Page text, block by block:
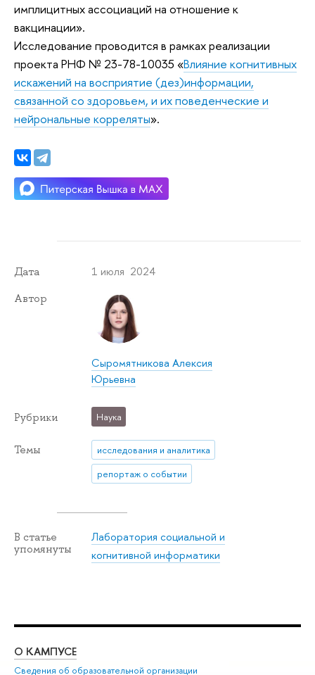
имплицитных ассоциаций на отношение к
вакцинации».
Исследование проводится в рамках реализации
проекта РНФ № 23-78-10035 «Влияние когнитивных
искажений на восприятие (дез)информации,
связанной со здоровьем, и их поведенческие и
нейрональные корреляты».
Дата 1 июля 2024
Автор
Сыромятникова Алексия
Юрьевна
Рубрики Наука
Темы
исследования и аналитика
репортаж о событии
В статье
упомянуты
Лаборатория социальной и
когнитивной информатики
О КАМПУСЕ
Сведения об образовательной организации